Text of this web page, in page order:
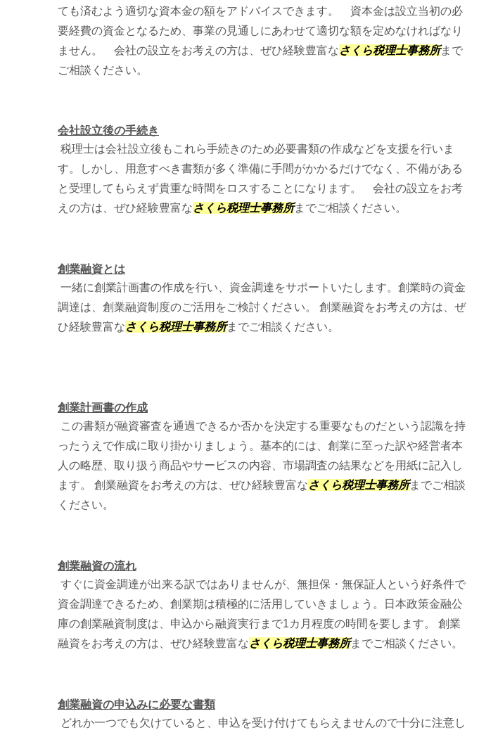
ても済むよう適切な資本金の額をアドバイスできます。 資本金は設立当初の必
要経費の資金となるため、事業の見通しにあわせて適切な額を定めなければなり
ません。 会社の設立をお考えの方は、ぜひ経験豊富なさくら税理士事務所まで
ご相談ください。
会社設立後の手続き
税理士は会社設立後もこれら手続きのため必要書類の作成などを支援を行いま
す。しかし、用意すべき書類が多く準備に手間がかかるだけでなく、不備がある
と受理してもらえず貴重な時間をロスすることになります。 会社の設立をお考
えの方は、ぜひ経験豊富なさくら税理士事務所までご相談ください。
創業融資とは
一緒に創業計画書の作成を行い、資金調達をサポートいたします。創業時の資金
調達は、創業融資制度のご活用をご検討ください。 創業融資をお考えの方は、ぜ
ひ経験豊富なさくら税理士事務所までご相談ください。
創業計画書の作成
この書類が融資審査を通過できるか否かを決定する重要なものだという認識を持
ったうえで作成に取り掛かりましょう。基本的には、創業に至った訳や経営者本
人の略歴、取り扱う商品やサービスの内容、市場調査の結果などを用紙に記入し
ます。 創業融資をお考えの方は、ぜひ経験豊富なさくら税理士事務所までご相談
ください。
創業融資の流れ
すぐに資金調達が出来る訳ではありませんが、無担保・無保証人という好条件で
資金調達できるため、創業期は積極的に活用していきましょう。日本政策金融公
庫の創業融資制度は、申込から融資実行まで1カ月程度の時間を要します。 創業
融資をお考えの方は、ぜひ経験豊富なさくら税理士事務所までご相談ください。
創業融資の申込みに必要な書類
どれか一つでも欠けていると、申込を受け付けてもらえませんので十分に注意し